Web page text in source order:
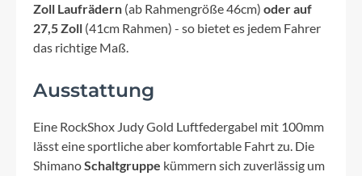
Zoll Laufrädern (ab Rahmengröße 46cm) oder auf
27,5 Zoll (41cm Rahmen) - so bietet es jedem Fahrer
das richtige Maß.
Ausstattung
Eine RockShox Judy Gold Luftfedergabel mit 100mm
lässt eine sportliche aber komfortable Fahrt zu. Die
ShimanoSchaltgruppe kümmern sich zuverlässig um